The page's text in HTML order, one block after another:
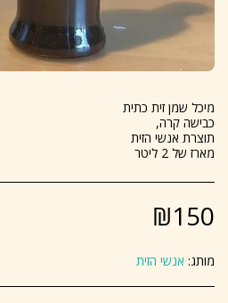
מארז של 2 ליטר
₪150
מותג: אנשי הזית